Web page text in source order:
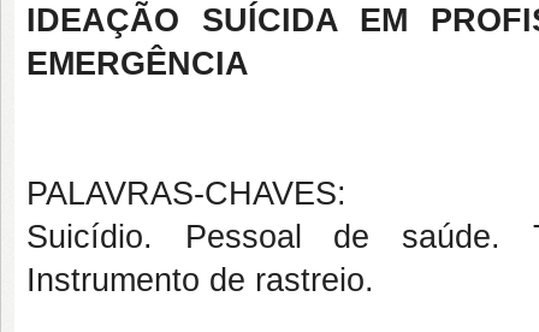
IDEAÇÃO SUÍCIDA EM
EMERGÊNCIA
PALAVRAS-CHAVES:
Suicídio. Pessoal de saúde.
Instrumento de rastreio.